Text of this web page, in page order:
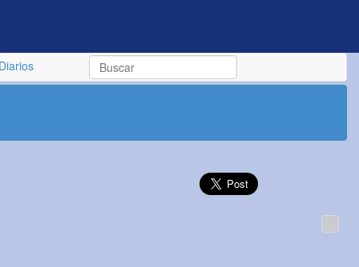
Diarios